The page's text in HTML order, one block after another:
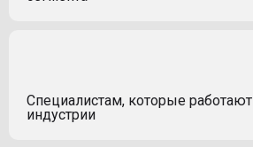
Специалистам, которые
индустрии